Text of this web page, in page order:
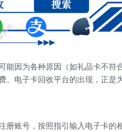
因为各种原因（如礼品卡不
电子卡回收平台的出现，正
账号，按照指引输入电子卡